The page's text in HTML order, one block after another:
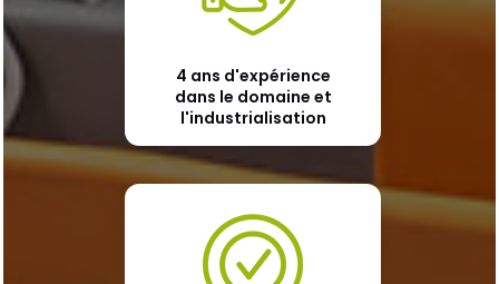
4 ans d'expérience
dans le domaine et
l'industrialisation